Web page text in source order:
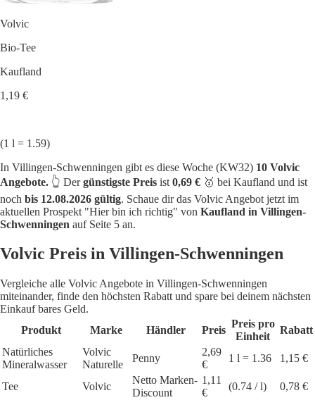
Volvic
Bio-Tee
Kaufland
1,19 €
(1 l = 1.59)
In Villingen-Schwenningen gibt es diese Woche (KW32) 10 Volvic
Angebote. 👆 Dergünstigste Preis ist 0,69 € 🥇 bei Kaufland und ist
noch bis 12.08.2026 gültig. Schaue dir das Volvic Angebot jetzt im
aktuellen Prospekt "Hier bin ich richtig" von Kaufland in Villingen-
Schwenningen auf Seite 5 an.
Volvic Preis in Villingen-Schwenningen
Vergleiche alle Volvic Angebote in Villingen-Schwenningen
miteinander, finde den höchsten Rabatt und spare bei deinem nächsten
Einkauf bares Geld.
Produkt
Marke Händler Preis
Preis pro
Einheit
Rabatt
Natürliches
Mineralwasser
Volvic
Naturelle
Penny
2,69
€
1 l = 1.36 1,15 €
Tee Volvic
Netto Marken-
Discount
1,11
€
(0.74 / l) 0,78 €